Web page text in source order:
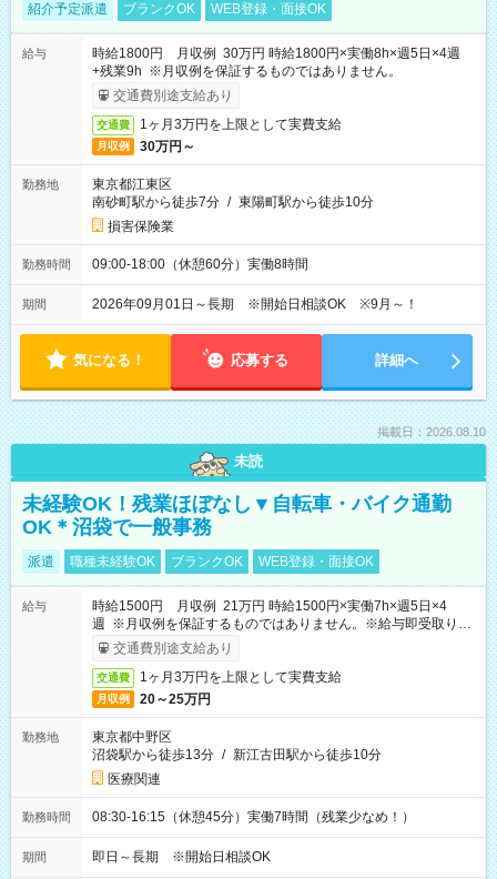
紹介予定派遣 ブランクOK WEB登録・面接OK
給与
時給1800円 月収例 30万円 時給1800円×実働8h×週5日×4週
+残業9h ※月収例を保証するものではありません。
交通費別途支給あり
交通費 1ヶ月3万円を上限として実費支給
月収例 30万円～
勤務地
東京都江東区
南砂町駅から徒歩7分 / 東陽町駅から徒歩10分
損害保険業
勤務時間 09:00-18:00（休憩60分）実働8時間
期間 2026年09月01日～長期 ※開始日相談OK ※9月～！
気になる！ 応募する 詳細へ
掲載日：2026.08.10
未読
未経験OK！残業ほぼなし▼自転車・バイク通勤
OK＊沼袋で一般事務
派遣 職種未経験OK ブランクOK WEB登録・面接OK
給与
時給1500円 月収例 21万円 時給1500円×実働7h×週5日×4
週 ※月収例を保証するものではありません。※給与即受取りサ
ービス利用可（利用条件有）
交通費別途支給あり
交通費 1ヶ月3万円を上限として実費支給
月収例 20～25万円
勤務地
東京都中野区
沼袋駅から徒歩13分 / 新江古田駅から徒歩10分
医療関連
勤務時間 08:30-16:15（休憩45分）実働7時間（残業少なめ！）
期間 即日～長期 ※開始日相談OK